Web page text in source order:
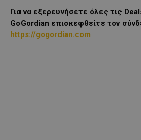
Για να εξερευνήσετε όλες τις
GoGordian επισκεφθείτε τον
https://gogordian.com